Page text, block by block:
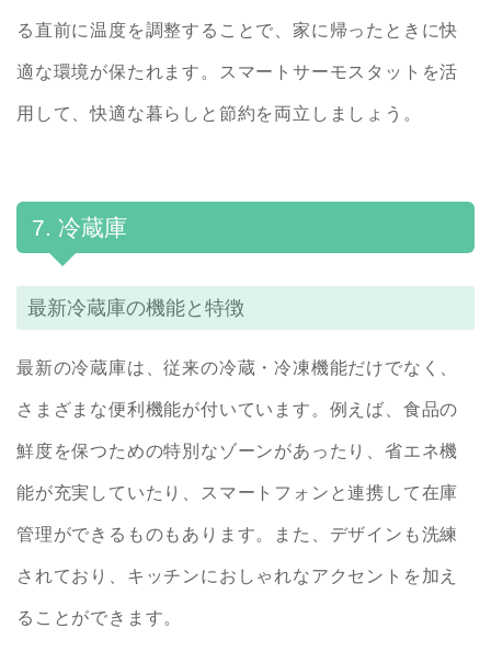
る直前に温度を調整することで、家に帰ったときに快
適な環境が保たれます。スマートサーモスタットを活
用して、快適な暮らしと節約を両立しましょう。
7. 冷蔵庫
最新冷蔵庫の機能と特徴
最新の冷蔵庫は、従来の冷蔵・冷凍機能だけでなく、
さまざまな便利機能が付いています。例えば、食品の
鮮度を保つための特別なゾーンがあったり、省エネ機
能が充実していたり、スマートフォンと連携して在庫
管理ができるものもあります。また、デザインも洗練
されており、キッチンにおしゃれなアクセントを加え
ることができます。